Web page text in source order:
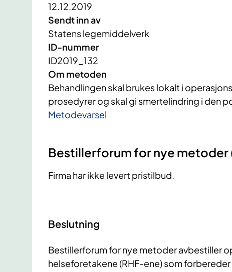
12.12.2019
Sendt inn av
Statens legemiddelverk
ID-nummer
ID2019_132
Om metoden
Behandlingen skal brukes lokalt i
prosedyrer og skal gi smertelindring i den
​Metodevarsel
Bestillerforum for nye metoder
Firma har ikke levert pristilbud.
Beslutning
Bestillerforum for nye metoder avbestiller
helseforetakene (RHF-ene) som